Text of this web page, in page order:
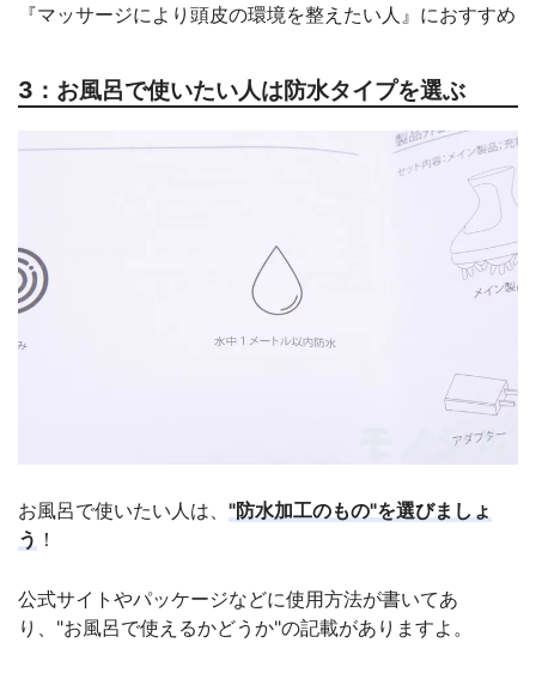
『マッサージにより頭皮の環境を整えたい人』におすすめ
3：お風呂で使いたい人は防水タイプを選ぶ
お風呂で使いたい人は、 "防水加工のもの"を選びましょ
う ！
公式サイトやパッケージなどに使用方法が書いてあ
り、"お風呂で使えるかどうか"の記載がありますよ。